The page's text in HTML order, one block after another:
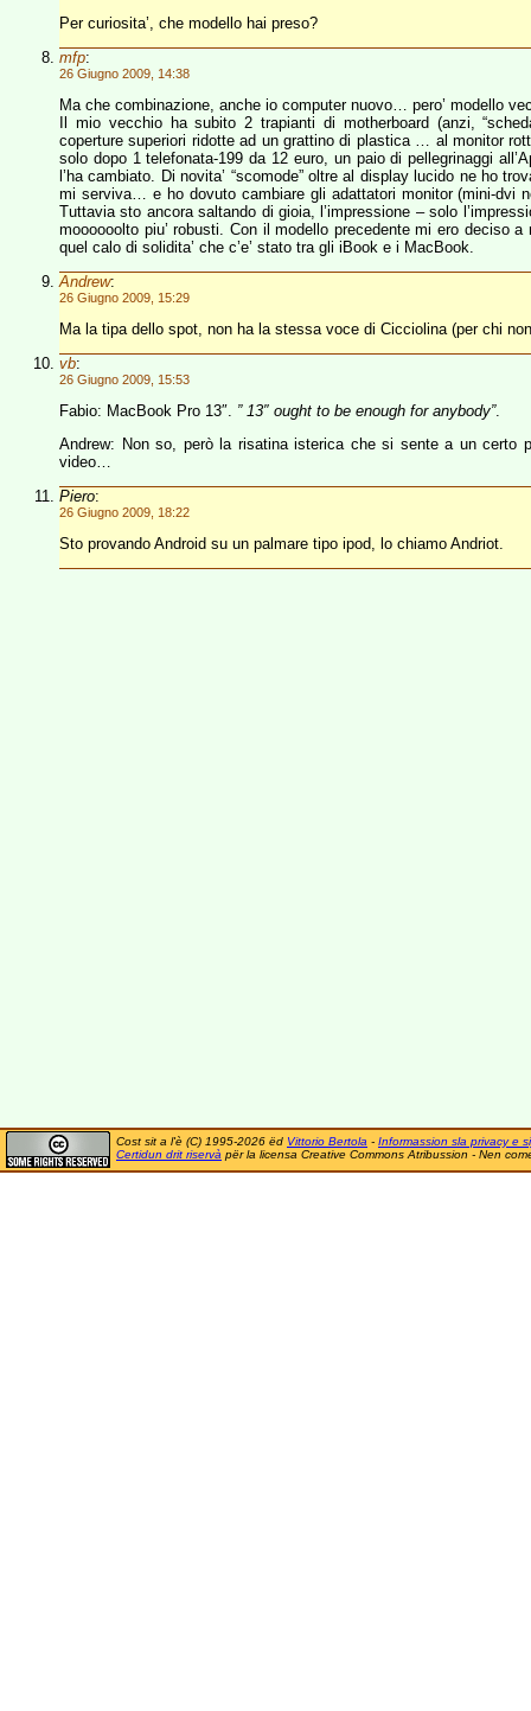
Per curiosita’, che modello hai preso?
mfp:
26 Giugno 2009, 14:38
Ma che combinazione, anche io computer nuovo… pero’ modello
Il mio vecchio ha subito 2 trapianti di motherboard (anzi,
coperture superiori ridotte ad un grattino di plastica … al monitor
solo dopo 1 telefonata-199 da 12 euro, un paio di pellegrinaggi
l’ha cambiato. Di novita’ “scomode” oltre al display lucido ne ho
mi serviva… e ho dovuto cambiare gli adattatori monitor (mini-dvi
Tuttavia sto ancora saltando di gioia, l’impressione – solo
moooooolto piu’ robusti. Con il modello precedente mi ero deciso
quel calo di solidita’ che c’e’ stato tra gli iBook e i MacBook.
Andrew:
26 Giugno 2009, 15:29
Ma la tipa dello spot, non ha la stessa voce di Cicciolina (per chi
vb:
26 Giugno 2009, 15:53
Fabio: MacBook Pro 13″. ” 13″ ought to be enough for anybody”.
Andrew: Non so, però la risatina isterica che si sente a un
video…
Piero:
26 Giugno 2009, 18:22
Sto provando Android su un palmare tipo ipod, lo chiamo Andriot.
Cost sit a l'è (C) 1995-2026 ëd Vittorio Bertola - Informassion sla privacy e
Certidun drit riservà për la licensa Creative Commons Atribussion - Nen